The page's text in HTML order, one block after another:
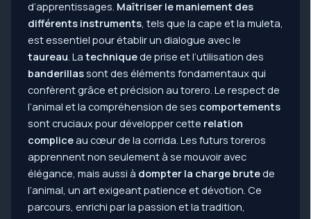
d’apprentissages. Maîtriser le maniement des
différents instruments, tels que la cape et la muleta,
est essentiel pour établir un dialogue avec le
taureau. La techniquede prise et l’utilisation des
banderillassont des éléments fondamentaux qui
confèrent grâce et précision au torero. Le respect de
l’animal et la compréhension de ses comportements
sont cruciaux pour développer cette relation
compliceau cœur de la corrida. Les futurs toreros
apprennent non seulement à se mouvoir avec
élégance, mais aussi à dompter la charge brutede
l’animal, un art exigeant patience et dévotion. Ce
parcours, enrichi par la passion et la tradition,